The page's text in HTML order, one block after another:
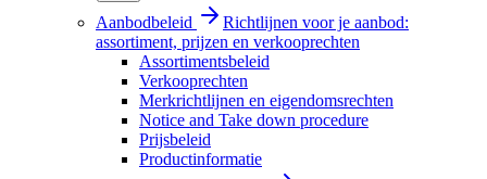
Aanbodbeleid
Richtlijnen voor je aanbod:
assortiment, prijzen en verkooprechten
Assortimentsbeleid
Verkooprechten
Merkrichtlijnen en eigendomsrechten
Notice and Take down procedure
Prijsbeleid
Productinformatie